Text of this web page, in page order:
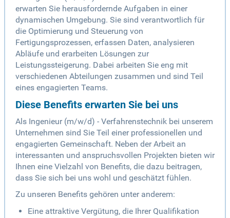
erwarten Sie herausfordernde Aufgaben in einer
dynamischen Umgebung. Sie sind verantwortlich für
die Optimierung und Steuerung von
Fertigungsprozessen, erfassen Daten, analysieren
Abläufe und erarbeiten Lösungen zur
Leistungssteigerung. Dabei arbeiten Sie eng mit
verschiedenen Abteilungen zusammen und sind Teil
eines engagierten Teams.
Diese Benefits erwarten Sie bei uns
Als Ingenieur (m/w/d) - Verfahrenstechnik bei unserem
Unternehmen sind Sie Teil einer professionellen und
engagierten Gemeinschaft. Neben der Arbeit an
interessanten und anspruchsvollen Projekten bieten wir
Ihnen eine Vielzahl von Benefits, die dazu beitragen,
dass Sie sich bei uns wohl und geschätzt fühlen.
Zu unseren Benefits gehören unter anderem:
Eine attraktive Vergütung, die Ihrer Qualifikation